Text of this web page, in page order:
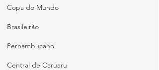
Copa do Mundo
Brasileirão
Pernambucano
Central de Caruaru